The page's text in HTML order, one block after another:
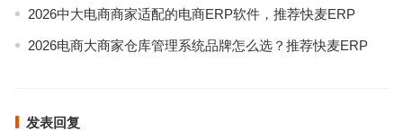
2026中大电商商家适配的电商ERP软件，推荐快麦ERP
2026电商大商家仓库管理系统品牌怎么选？推荐快麦ERP
发表回复